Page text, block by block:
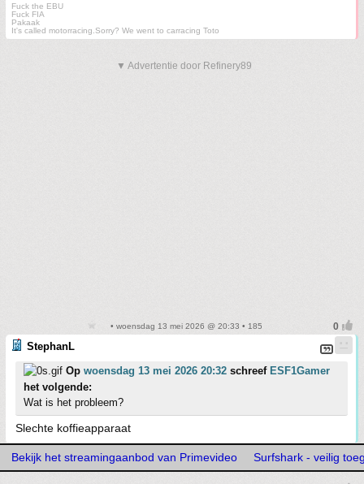
Fuck the EBU
Fuck FIA
Pakaak
It's called motorracing.Sorry? We went to carracing Toto
▼ Advertentie door Refinery89
• woensdag 13 mei 2026 @ 20:33 • 185
StephanL
Op woensdag 13 mei 2026 20:32 schreef ESF1Gamer
het volgende:
Wat is het probleem?
Slechte koffieapparaat
Bekijk het streamingaanbod van Primevideo Surfshark - veilig